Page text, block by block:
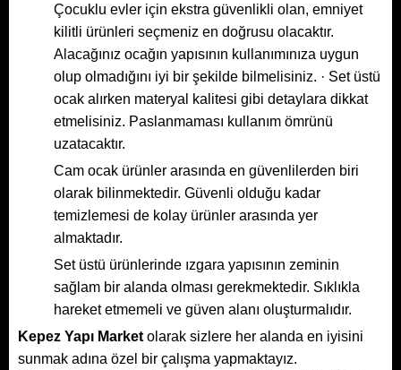
Çocuklu evler için ekstra güvenlikli olan, emniyet
kilitli ürünleri seçmeniz en doğrusu olacaktır.
Alacağınız ocağın yapısının kullanımınıza uygun
olup olmadığını iyi bir şekilde bilmelisiniz. · Set üstü
ocak alırken materyal kalitesi gibi detaylara dikkat
etmelisiniz. Paslanmaması kullanım ömrünü
uzatacaktır.
Cam ocak ürünler arasında en güvenlilerden biri
olarak bilinmektedir. Güvenli olduğu kadar
temizlemesi de kolay ürünler arasında yer
almaktadır.
Set üstü ürünlerinde ızgara yapısının zeminin
sağlam bir alanda olması gerekmektedir. Sıklıkla
hareket etmemeli ve güven alanı oluşturmalıdır.
Kepez Yapı Market olarak sizlere her alanda en iyisini
sunmak adına özel bir çalışma yapmaktayız.